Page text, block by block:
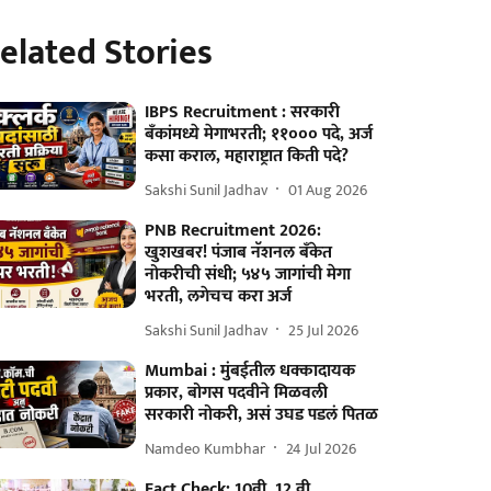
Stories
IBPS Recruitment : सरकारी
बँकांमध्ये मेगाभरती; ११००० पदे, अर्ज
कसा कराल, महाराष्ट्रात किती पदे?
Sakshi Sunil Jadhav 01 Aug 2026
PNB Recruitment 2026:
खुशखबर! पंजाब नॅशनल बँकेत
नोकरीची संधी; ५४५ जागांची मेगा
भरती, लगेचच करा अर्ज
Sakshi Sunil Jadhav 25 Jul 2026
Mumbai : मुंबईतील धक्कादायक
प्रकार, बोगस पदवीने मिळवली
सरकारी नोकरी, असं उघड पडलं पितळ
Namdeo Kumbhar 24 Jul 2026